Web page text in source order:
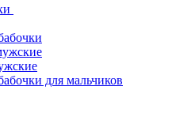
для мальчиков